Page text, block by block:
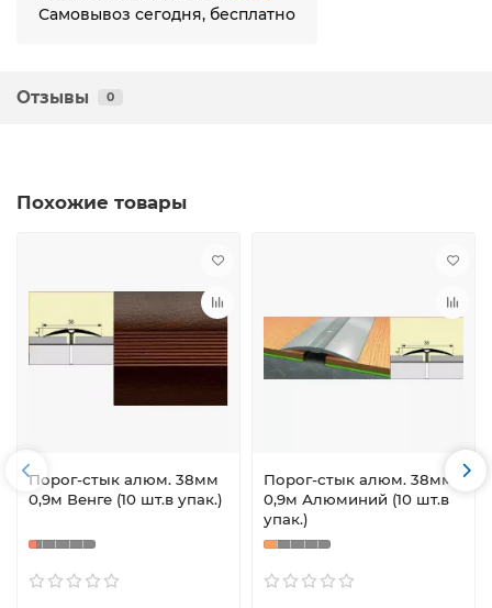
Самовывоз сегодня, бесплатно
Отзывы 0
Похожие товары
Порог-стык алюм. 38мм
0,9м Венге (10 шт.в упак.)
Порог-стык алюм. 38мм
0,9м Алюминий (10 шт.в
упак.)